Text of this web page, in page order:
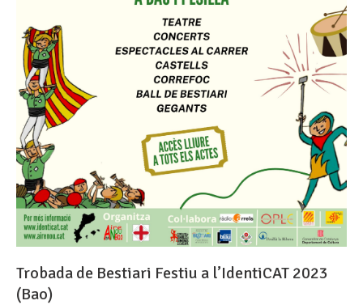
Trobada de Bestiari Festiu a l’IdentiCAT 2023
(Bao)